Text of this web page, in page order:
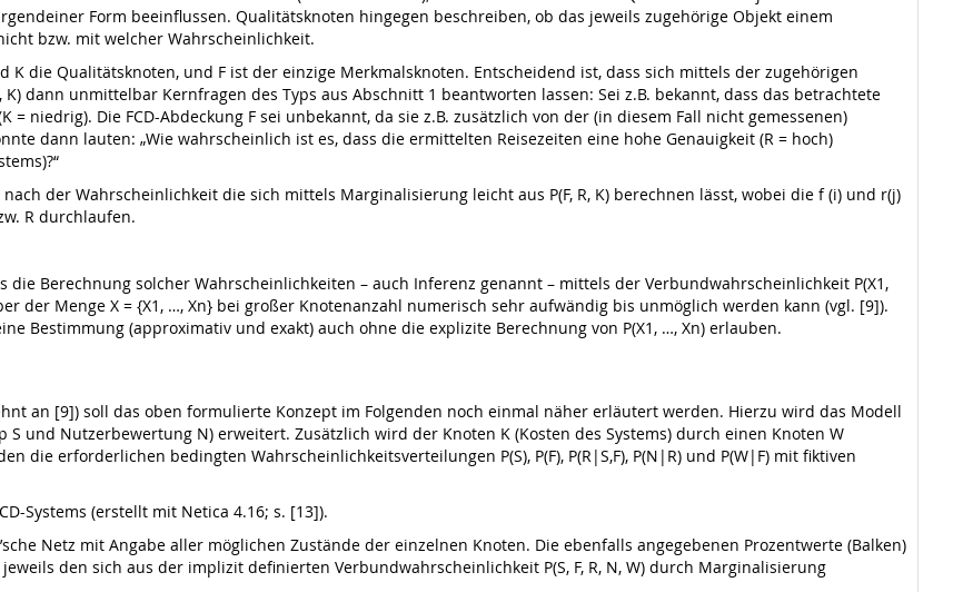
Form beeinflussen. Qualitätsknoten hingegen beschreiben, ob das jeweils zugehörige Objekt einem
bzw. mit welcher Wahrscheinlichkeit.
K die Qualitätsknoten, und F ist der einzige Merkmalsknoten. Entscheidend ist, dass sich mittels der zugehörigen
dann unmittelbar Kernfragen des Typs aus Abschnitt 1 beantworten lassen: Sei z.B. bekannt, dass das betrachtete
= niedrig). Die FCD-Abdeckung F sei unbekannt, da sie z.B. zusätzlich von der (in diesem Fall nicht gemessenen)
dann lauten: „Wie wahrscheinlich ist es, dass die ermittelten Reisezeiten eine hohe Genauigkeit (R = hoch)
der Wahrscheinlichkeit die sich mittels Marginalisierung leicht aus P(F, R, K) berechnen lässt, wobei die f (i) und r(j)
R durchlaufen.
die Berechnung solcher Wahrscheinlichkeiten – auch Inferenz genannt – mittels der Verbundwahrscheinlichkeit P(X1,
der Menge X = {X1, …, Xn} bei großer Knotenanzahl numerisch sehr aufwändig bis unmöglich werden kann (vgl. [9]).
Bestimmung (approximativ und exakt) auch ohne die explizite Berechnung von P(X1, …, Xn) erlauben.
an [9]) soll das oben formulierte Konzept im Folgenden noch einmal näher erläutert werden. Hierzu wird das Modell
S und Nutzerbewertung N) erweitert. Zusätzlich wird der Knoten K (Kosten des Systems) durch einen Knoten W
die erforderlichen bedingten Wahrscheinlichkeitsverteilungen P(S), P(F), P(R|S,F), P(N|R) und P(W|F) mit fiktiven
Systems (erstellt mit Netica 4.16; s. [13]).
Netz mit Angabe aller möglichen Zustände der einzelnen Knoten. Die ebenfalls angegebenen Prozentwerte (Balken)
den sich aus der implizit definierten Verbundwahrscheinlichkeit P(S, F, R, N, W) durch Marginalisierung